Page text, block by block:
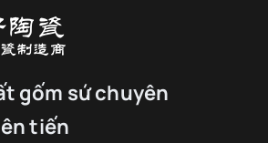
gốm sứ chuyên
tiến